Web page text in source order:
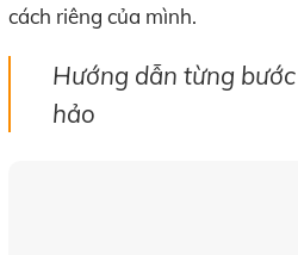
cách riêng của mình.
Hướng dẫn từng bước
hảo